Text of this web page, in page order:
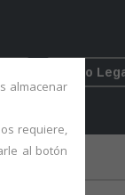
almacenar
requiere,
al botón
Aviso